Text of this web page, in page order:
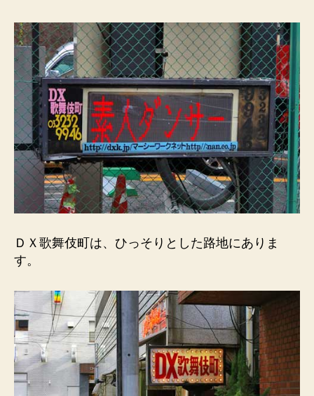
本
日
初
日。
楽
屋
入
口。
素
人
ダ
ン
サ
募
の
ＤＸ歌舞伎町は、ひっそりとした路地にありま
す。